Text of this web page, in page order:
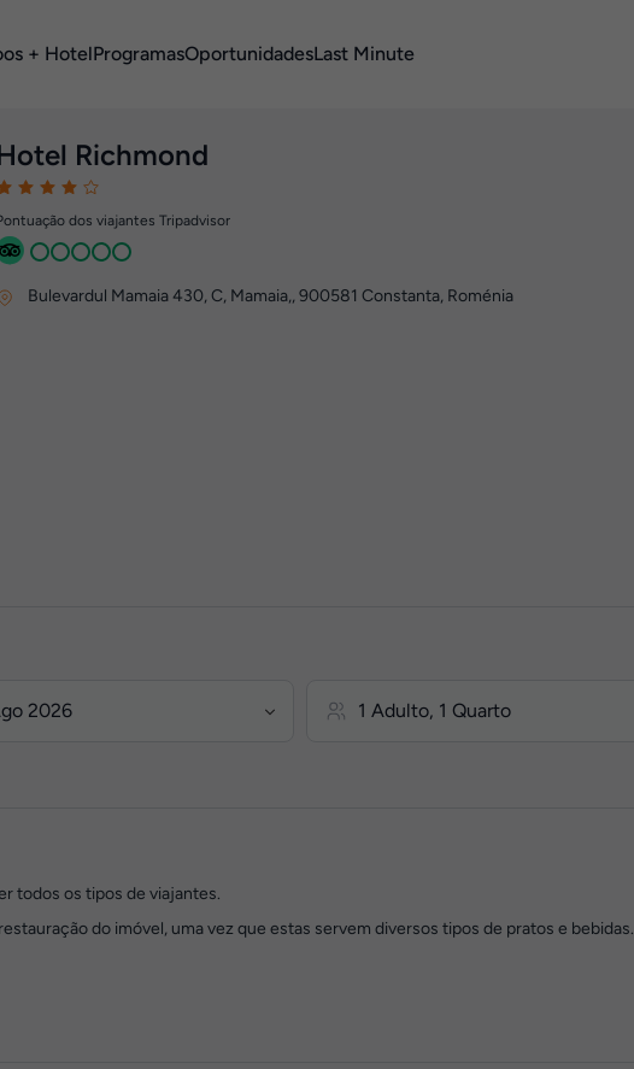
+ HotelProgramasOportunidadesLast Minute
Richmond
dos viajantes Tripadvisor
Bulevardul Mamaia 430, C, Mamaia,,900581 Constanta, Roménia
todos os tipos de viajantes.
do imóvel, uma vez que estas servem diversos tipos de pratos e bebidas.